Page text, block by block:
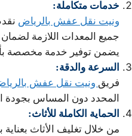
خدمات متكاملة:
ونيت نقل عفش بالرياض
جميع المعدات اللازمة
يضمن توفير خدمة مخصصة
السرعة والدقة:
فريق ونيت نقل عفش
المحدد دون المساس بجودة
الحماية الكاملة للأثاث:
من خلال تغليف الأثاث